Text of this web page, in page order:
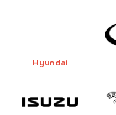
Hyundai